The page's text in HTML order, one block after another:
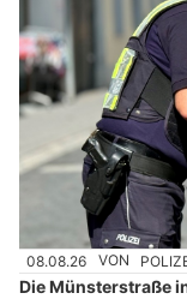
08.08.26 VON
Die Münsterstraße